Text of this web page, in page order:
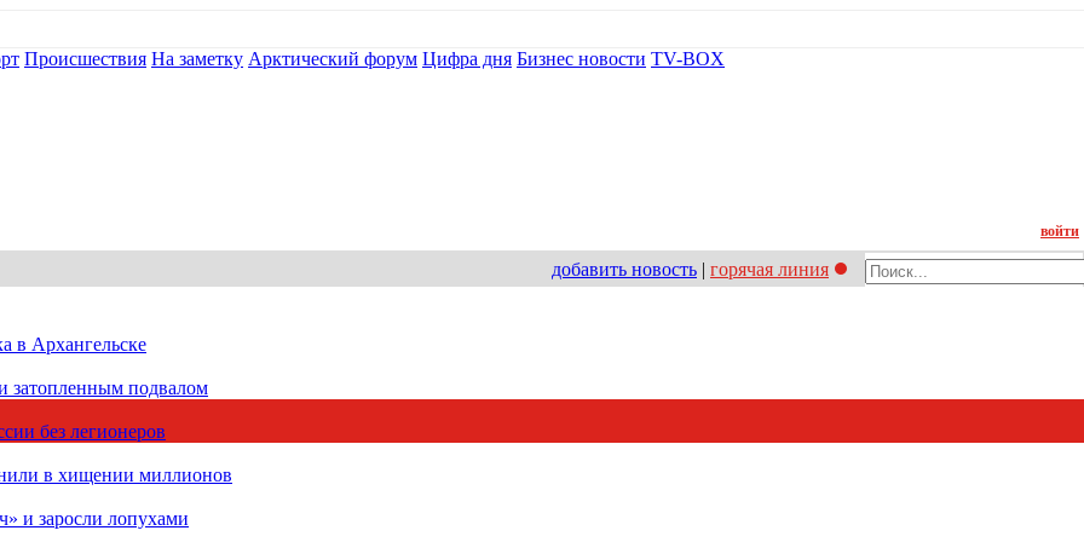
Происшествия На заметку Арктический форум Цифра дня Бизнес новости TV-BOX
войти
добавить новость | горячая линия
в Архангельске
затопленным подвалом
без легионеров
в хищении миллионов
и заросли лопухами